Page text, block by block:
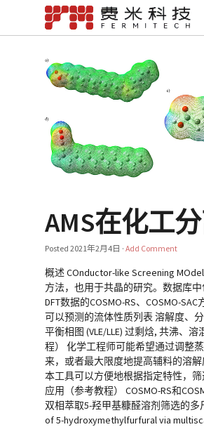
AMS在化工
Posted2021年2月4日 ·Add Comment
概述 COnductor-like Screening
方法，也用于共晶的研究。数据库
DFT数据的COSMO-RS、COSMO-
可以预测的流体性质列表 溶解度、
平衡相图 (VLE/LLE) 过剩焓, 共沸、
程） 化学工程师可能希望通过调整
来，或者最大限度地提高辅料的溶
本工具可以方便地根据指定特性，
应用（参考教程） COSMO-RS和
双相萃取5-羟甲基糠醛溶剂筛选的多
of 5-hydroxymethylfurfural via